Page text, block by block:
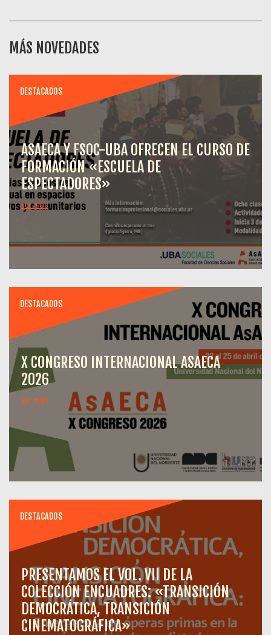
MÁS NOVEDADES
DESTACADOS
ASAECA Y FSOC-UBA OFRECEN EL CURSO DE
FORMACIÓN «ESCUELA DE
ESPECTADORES»
ver más
DESTACADOS
X CONGRESO INTERNACIONAL ASAECA
2026
ver más
DESTACADOS
PRESENTAMOS EL VOL. VII DE LA
COLECCIÓN ENCUADRES: «TRANSICIÓN
DEMOCRÁTICA, TRANSICIÓN
CINEMATOGRÁFICA»